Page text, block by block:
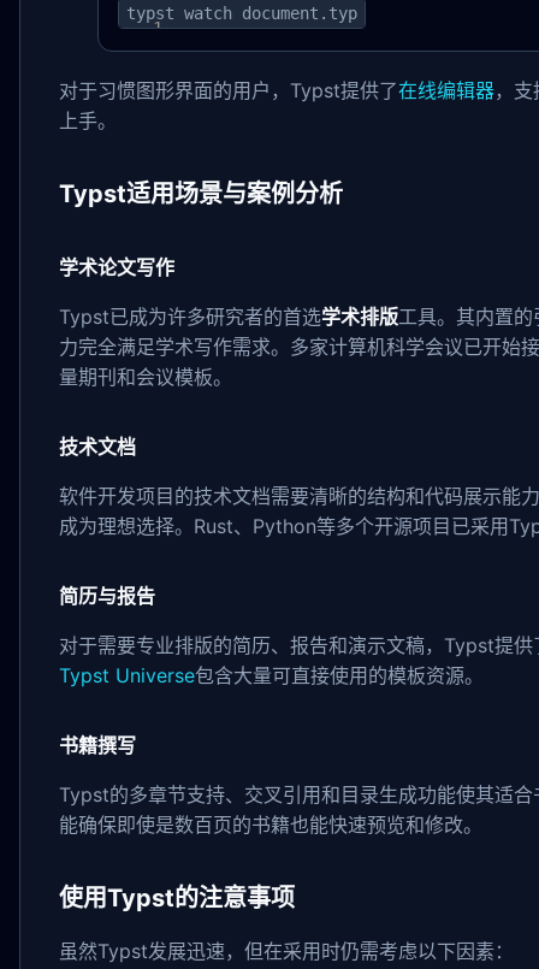
typst watch document.typ
对于习惯图形界面的用户，Typst提供了在线编辑器，
上手。
Typst适用场景与案例分析
学术论文写作
Typst已成为许多研究者的首选学术排版工具。其内置
力完全满足学术写作需求。多家计算机科学会议已开始
量期刊和会议模板。
技术文档
软件开发项目的技术文档需要清晰的结构和代码展示能
成为理想选择。Rust、Python等多个开源项目已采用
简历与报告
对于需要专业排版的简历、报告和演示文稿，Typst提
Typst Universe包含大量可直接使用的模板资源。
书籍撰写
Typst的多章节支持、交叉引用和目录生成功能使其适
能确保即使是数百页的书籍也能快速预览和修改。
使用Typst的注意事项
虽然Typst发展迅速，但在采用时仍需考虑以下因素：